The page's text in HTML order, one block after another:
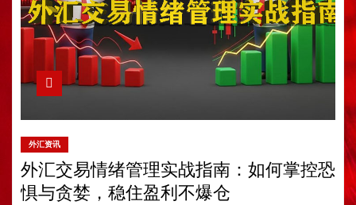
外汇资讯
外汇交易情绪管理实战指南：如何掌控恐
惧与贪婪，稳住盈利不爆仓